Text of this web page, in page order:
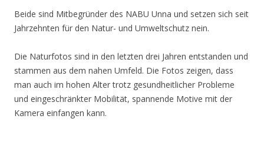
Beide sind Mitbegründer des NABU Unna und setzen sich seit
Jahrzehnten für den Natur- und Umweltschutz nein.
Die Naturfotos sind in den letzten drei Jahren entstanden und
stammen aus dem nahen Umfeld. Die Fotos zeigen, dass
man auch im hohen Alter trotz gesundheitlicher Probleme
und eingeschränkter Mobilität, spannende Motive mit der
Kamera einfangen kann.